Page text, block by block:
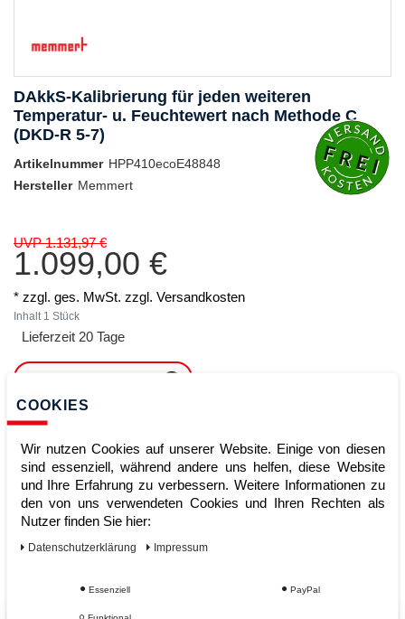
DAkkS-Kalibrierung für jeden weiteren
Temperatur- u. Feuchtewert nach Methode C
(DKD-R 5-7)
Artikelnummer HPP410ecoE48848
Hersteller Memmert
UVP 1.131,97 €
1.099,00 €
* zzgl. ges. MwSt. zzgl. Versandkosten
Inhalt 1 Stück
Lieferzeit 20 Tage
HINZUFÜGEN
Sofort lieferbar
Kauf auf Rechnung
COOKIES
Wir nutzen Cookies auf unserer Website. Einige von diesen
sind essenziell, während andere uns helfen, diese Website
und Ihre Erfahrung zu verbessern. Weitere Informationen zu
den von uns verwendeten Cookies und Ihren Rechten als
Nutzer finden Sie hier:
Daten­schutz­erklärung Impressum
Essenziell PayPal
Funktional